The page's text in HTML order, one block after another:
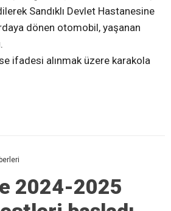
Sandıklı Devlet Hastanesine
dönen otomobil, yaşanan
ifadesi alınmak üzere karakola
2024-2025